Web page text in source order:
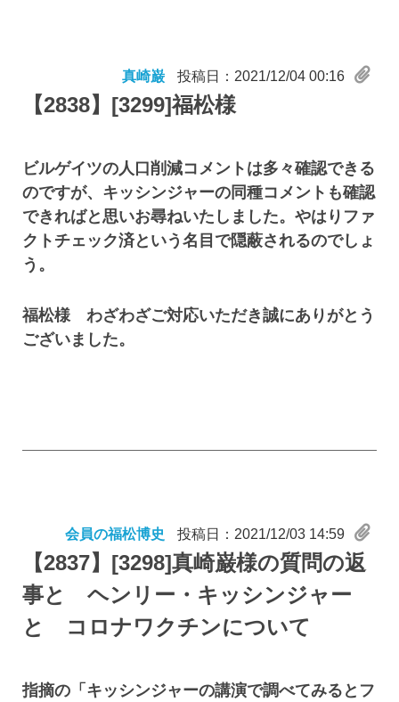
真崎巌 投稿日：2021/12/04 00:16
【2838】 [3299]福松様
ビルゲイツの人口削減コメントは多々確認できる
のですが、キッシンジャーの同種コメントも確認
できればと思いお尋ねいたしました。やはりファ
クトチェック済という名目で隠蔽されるのでしょ
う。
福松様 わざわざご対応いただき誠にありがとう
ございました。
会員の福松博史 投稿日：2021/12/03 14:59
【2837】 [3298]真崎巌様の質問の返
事と ヘンリー・キッシンジャー
と コロナワクチンについて
指摘の「キッシンジャーの講演で調べてみるとフ